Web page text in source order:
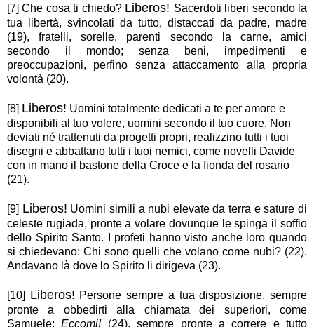
[7] Che cosa ti chiedo? Liberos! Sacerdoti liberi secondo la
tua libertà, svincolati da tutto, distaccati da padre, madre
(19), fratelli, sorelle, parenti secondo la carne, amici
secondo il mondo; senza beni, impedimenti e
preoccupazioni, perfino senza attaccamento alla propria
volontà (20).
[8] Liberos! Uomini totalmente dedicati a te per amore e
disponibili al tuo volere, uomini secondo il tuo cuore. Non
deviati né trattenuti da progetti propri, realizzino tutti i tuoi
disegni e abbattano tutti i tuoi nemici, come novelli Davide
con in mano il bastone della Croce e la fionda del rosario
(21).
[9] Liberos! Uomini simili a nubi elevate da terra e sature di
celeste rugiada, pronte a volare dovunque le spinga il soffio
dello Spirito Santo. I profeti hanno visto anche loro quando
si chiedevano: Chi sono quelli che volano come nubi? (22).
Andavano là dove lo Spirito li dirigeva (23).
[10] Liberos! Persone sempre a tua disposizione, sempre
pronte a obbedirti alla chiamata dei superiori, come
Samuele:Eccomi!(24), sempre pronte a correre e tutto